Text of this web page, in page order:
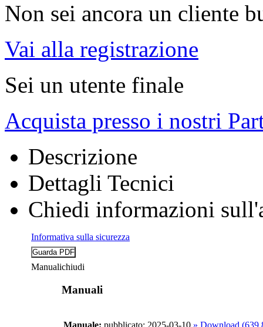
Non sei ancora un cliente
Vai alla registrazione
Sei un utente finale
Acquista presso i nostri
Descrizione
Dettagli Tecnici
Chiedi informazioni
Informativa sulla sicurezza
Manualichiudi
Manuali
Manuale: pubblicato: 2025-03-10 » Download